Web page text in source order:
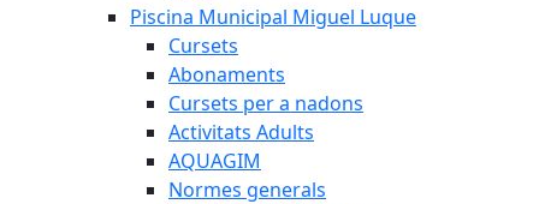
Piscina Municipal Miguel Luque
Cursets
Abonaments
Cursets per a nadons
Activitats Adults
AQUAGIM
Normes generals